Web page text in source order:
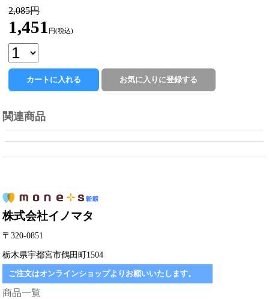
2,085円
1,451 円(税込)
関連商品
株式会社イノマタ
〒320-0851
栃木県宇都宮市鶴田町1504
ご注文はオンラインショップよりお願いいたします。
商品一覧